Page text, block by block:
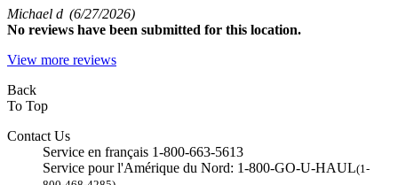
Michael d (6/27/2026)
No reviews have been submitted for this location.
View more reviews
Back
To Top
Contact Us
Service en français 1-800-663-5613
Service pour l'Amérique du Nord: 1-800-GO-U-HAUL(1-